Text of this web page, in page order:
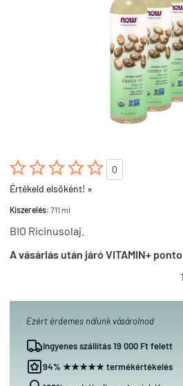

0
Értékeld elsőként! »
Kiszerelés: 711 ml
BIO Ricinusolaj.
A vásárlás után járó VITAMIN+
Ezért érdemes nálunk vásárolnod
Ingyenes szállítás 19 000 Ft felett
94% ★★★★★ termékértékelés